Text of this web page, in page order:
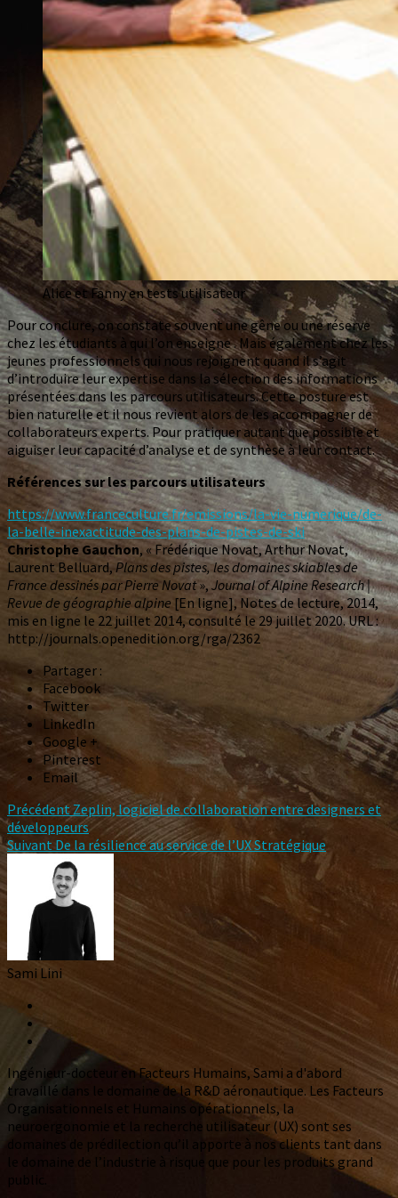
Alice et Fanny en tests utilisateur
Pour conclure, on constate souvent une gêne ou une réserve
chez les étudiants à qui l’on enseigne . Mais également chez les
jeunes professionnels qui nous rejoignent quand il s’agit
d’introduire leur expertise dans la sélection des informations
présentées dans les parcours utilisateurs. Cette posture est
bien naturelle et il nous revient alors de les accompagner de
collaborateurs experts. Pour pratiquer autant que possible et
aiguiser leur capacité d’analyse et de synthèse à leur contact.
Références sur les parcours utilisateurs
https://www.franceculture.fr/emissions/la-vie-numerique/de-
la-belle-inexactitude-des-plans-de-pistes-de-ski
Christophe Gauchon, « Frédérique Novat, Arthur Novat,
Laurent Belluard,Plans des pistes, les domaines skiables de
France dessinés par Pierre Novat», Journal of Alpine Research |
Revue de géographie alpine [En ligne], Notes de lecture, 2014,
mis en ligne le 22 juillet 2014, consulté le 29 juillet 2020. URL :
http://journals.openedition.org/rga/2362
Partager :
Facebook
Twitter
LinkedIn
Google +
Pinterest
Email
PrécédentZeplin, logiciel de collaboration entre designers et
développeurs
Suivant De la résilience au service de l’UX Stratégique
Sami Lini
Ingénieur-docteur en Facteurs Humains, Sami a d'abord
travaillé dans le domaine de la R&D aéronautique. Les Facteurs
Organisationnels et Humains opérationnels, la
neuroergonomie et la recherche utilisateur (UX) sont ses
domaines de prédilection qu’il apporte à nos clients tant dans
le domaine de l’industrie à risque que pour les produits grand
public.